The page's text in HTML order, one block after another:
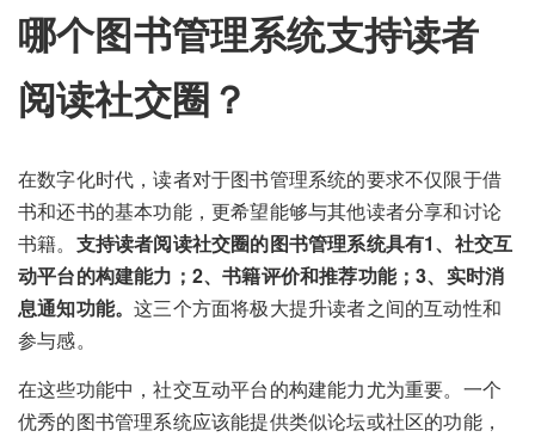
哪个图书管理系统支持读者
阅读社交圈？
在数字化时代，读者对于图书管理系统的要求不仅限于借
书和还书的基本功能，更希望能够与其他读者分享和讨论
书籍。 支持读者阅读社交圈的图书管理系统具有1、社交互
动平台的构建能力；2、书籍评价和推荐功能；3、实时消
息通知功能。这三个方面将极大提升读者之间的互动性和
参与感。
在这些功能中，社交互动平台的构建能力尤为重要。一个
优秀的图书管理系统应该能提供类似论坛或社区的功能，